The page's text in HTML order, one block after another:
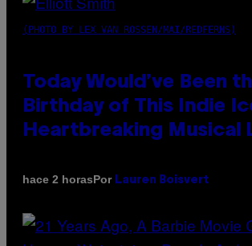
(PHOTO BY LEX VAN ROSSEN/MAI/REDFERNS)
Today Would’ve Been
Birthday of This Indie
Heartbreaking Musical
hace 2 horasPor Lauren Boisvert